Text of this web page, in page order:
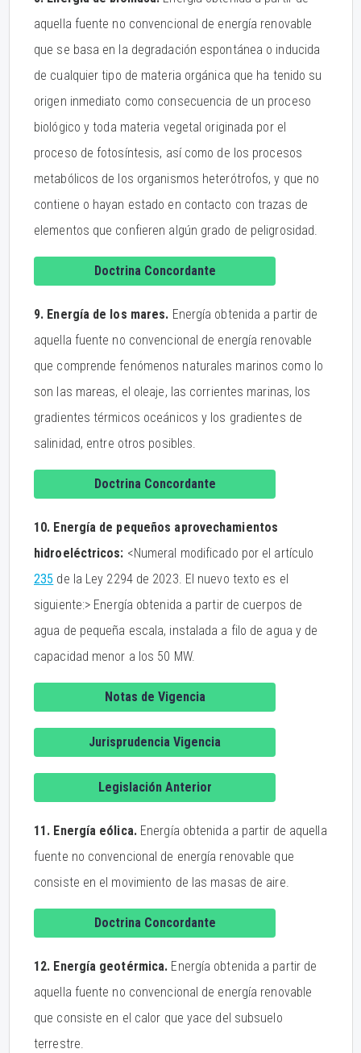
aquella fuente no convencional de energía renovable
que se basa en la degradación espontánea o inducida
de cualquier tipo de materia orgánica que ha tenido su
origen inmediato como consecuencia de un proceso
biológico y toda materia vegetal originada por el
proceso de fotosíntesis, así como de los procesos
metabólicos de los organismos heterótrofos, y que no
contiene o hayan estado en contacto con trazas de
elementos que confieren algún grado de peligrosidad.
Doctrina Concordante
9. Energía de los mares. Energía obtenida a partir de
aquella fuente no convencional de energía renovable
que comprende fenómenos naturales marinos como lo
son las mareas, el oleaje, las corrientes marinas, los
gradientes térmicos oceánicos y los gradientes de
salinidad, entre otros posibles.
Doctrina Concordante
10. Energía de pequeños aprovechamientos
hidroeléctricos: <Numeral modificado por el artículo
235 de la Ley 2294 de 2023. El nuevo texto es el
siguiente:> Energía obtenida a partir de cuerpos de
agua de pequeña escala, instalada a filo de agua y de
capacidad menor a los 50 MW.
Notas de Vigencia
Jurisprudencia Vigencia
Legislación Anterior
11. Energía eólica.Energía obtenida a partir de aquella
fuente no convencional de energía renovable que
consiste en el movimiento de las masas de aire.
Doctrina Concordante
12. Energía geotérmica. Energía obtenida a partir de
aquella fuente no convencional de energía renovable
que consiste en el calor que yace del subsuelo
terrestre.